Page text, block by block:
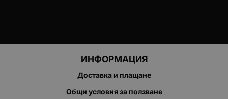
ИНФОРМАЦИЯ
Доставка и плащане
Общи условия за ползване